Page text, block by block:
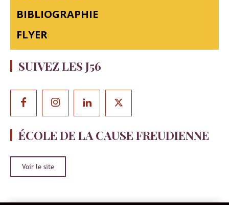
BIBLIOGRAPHIE
FLYER
SUIVEZ LES J56
ÉCOLE DE LA CAUSE FREUDIENNE
Voir le site